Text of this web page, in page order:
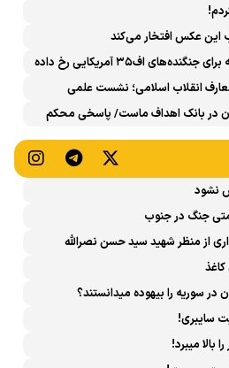
این عکس افتخار می‌کند
از سال ۲۰۱۸ تاکنون، ۱۴ حادثه برای جنگنده‌های اف۳۵ آمریکایی رخ داده
انقلاب اسلامی؛ نشست علمی
رهبر شهید، امام خامنه‌ای» برگزار
در بانک اهداف ماست/ پاسخی محکم
نشود
جنگ در جنوب
از منظر شهید سید حسن نصرالله
کاغذ
در سوریه را بیهوده میدانستند؟
سایبری!
بالا میبرد!